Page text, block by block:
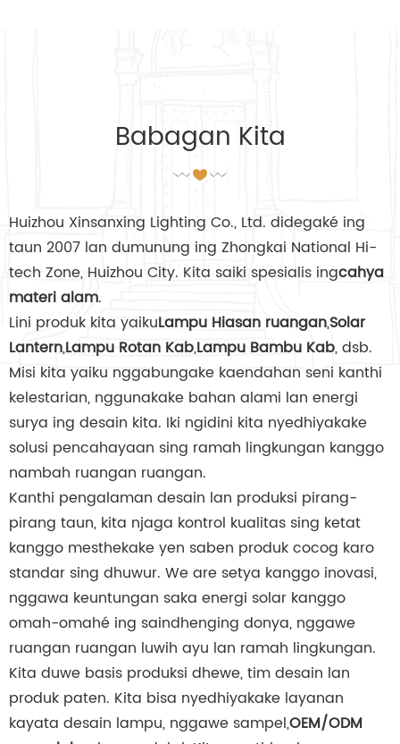
Babagan Kita
Huizhou Xinsanxing Lighting Co., Ltd. didegaké ing
taun 2007 lan dumunung ing Zhongkai National Hi-
tech Zone, Huizhou City. Kita saiki spesialis ingcahya
materi alam.
Lini produk kita yaikuLampu Hiasan ruangan,Solar
Lantern,Lampu Rotan Kab,Lampu Bambu Kab, dsb.
Misi kita yaiku nggabungake kaendahan seni kanthi
kelestarian, nggunakake bahan alami lan energi
surya ing desain kita. Iki ngidini kita nyedhiyakake
solusi pencahayaan sing ramah lingkungan kanggo
nambah ruangan ruangan.
Kanthi pengalaman desain lan produksi pirang-
pirang taun, kita njaga kontrol kualitas sing ketat
kanggo mesthekake yen saben produk cocog karo
standar sing dhuwur. We are setya kanggo inovasi,
nggawa keuntungan saka energi solar kanggo
omah-omahé ing saindhenging donya, nggawe
ruangan ruangan luwih ayu lan ramah lingkungan.
Kita duwe basis produksi dhewe, tim desain lan
produk paten. Kita bisa nyedhiyakake layanan
kayata desain lampu, nggawe sampel,OEM/ODM